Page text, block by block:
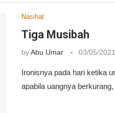
Nasihat
Tiga Musibah
byAbu Umar 03/05/2021
Ironisnya pada hari ketika
apabila uangnya